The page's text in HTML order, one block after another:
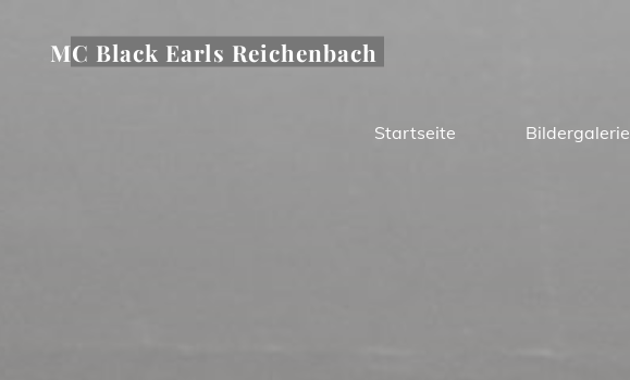
MC Black Earls Reichenbach
Startseite Bildergalerie